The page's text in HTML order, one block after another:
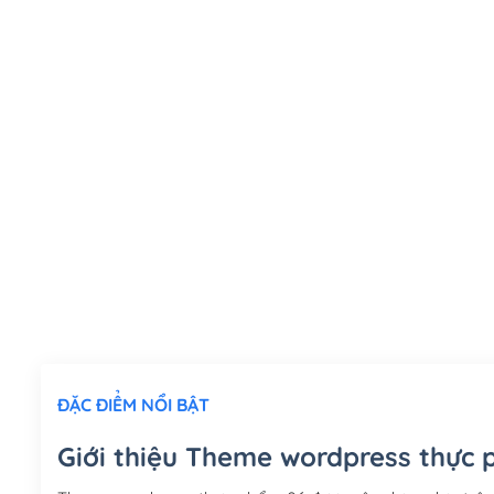
ĐẶC ĐIỂM NỔI BẬT
Giới thiệu Theme wordpress thực